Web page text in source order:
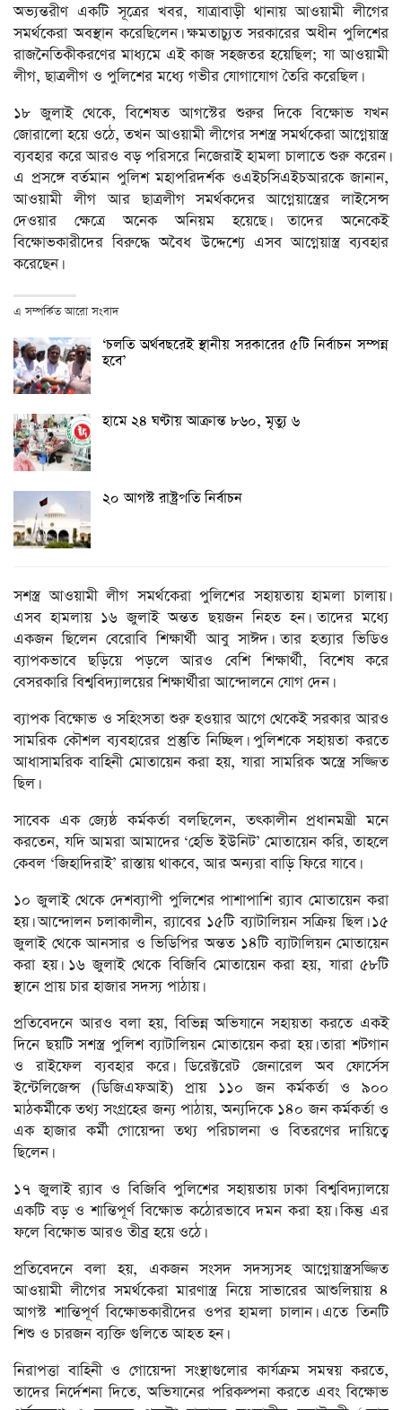
অভ্যন্তরীণ একটি সূত্রের খবর, যাত্রাবাড়ী থানায় আওয়ামী লীগের
সমর্থকেরা অবস্থান করেছিলেন। ক্ষমতাচ্যুত সরকারের অধীন পুলিশের
রাজনৈতিকীকরণের মাধ্যমে এই কাজ সহজতর হয়েছিল; যা আওয়ামী
লীগ, ছাত্রলীগ ও পুলিশের মধ্যে গভীর যোগাযোগ তৈরি করেছিল।
১৮ জুলাই থেকে, বিশেষত আগস্টের শুরুর দিকে বিক্ষোভ যখন
জোরালো হয়ে ওঠে, তখন আওয়ামী লীগের সশস্ত্র সমর্থকেরা আগ্নেয়াস্ত্র
ব্যবহার করে আরও বড় পরিসরে নিজেরাই হামলা চালাতে শুরু করেন।
এ প্রসঙ্গে বর্তমান পুলিশ মহাপরিদর্শক ওএইচসিএইচআরকে জানান,
আওয়ামী লীগ আর ছাত্রলীগ সমর্থকদের আগ্নেয়াস্ত্রের লাইসেন্স
দেওয়ার ক্ষেত্রে অনেক অনিয়ম হয়েছে। তাদের অনেকেই
বিক্ষোভকারীদের বিরুদ্ধে অবৈধ উদ্দেশ্যে এসব আগ্নেয়াস্ত্র ব্যবহার
করেছেন।
এ সম্পর্কিত আরো সংবাদ
‘চলতি অর্থবছরেই স্থানীয় সরকারের ৫টি নির্বাচন সম্পন্ন
হবে’
হামে ২৪ ঘণ্টায় আক্রান্ত ৮৬০, মৃত্যু ৬
২০ আগস্ট রাষ্ট্রপতি নির্বাচন
সশস্ত্র আওয়ামী লীগ সমর্থকেরা পুলিশের সহায়তায় হামলা চালায়।
এসব হামলায় ১৬ জুলাই অন্তত ছয়জন নিহত হন। তাদের মধ্যে
একজন ছিলেন বেরোবি শিক্ষার্থী আবু সাঈদ। তার হত্যার ভিডিও
ব্যাপকভাবে ছড়িয়ে পড়লে আরও বেশি শিক্ষার্থী, বিশেষ করে
বেসরকারি বিশ্ববিদ্যালয়ের শিক্ষার্থীরা আন্দোলনে যোগ দেন।
ব্যাপক বিক্ষোভ ও সহিংসতা শুরু হওয়ার আগে থেকেই সরকার আরও
সামরিক কৌশল ব্যবহারের প্রস্তুতি নিচ্ছিল। পুলিশকে সহায়তা করতে
আধাসামরিক বাহিনী মোতায়েন করা হয়, যারা সামরিক অস্ত্রে সজ্জিত
ছিল।
সাবেক এক জ্যেষ্ঠ কর্মকর্তা বলছিলেন, তৎকালীন প্রধানমন্ত্রী মনে
করতেন, যদি আমরা আমাদের ‘হেভি ইউনিট’ মোতায়েন করি, তাহলে
কেবল ‘জিহাদিরাই’ রাস্তায় থাকবে, আর অন্যরা বাড়ি ফিরে যাবে।
১০ জুলাই থেকে দেশব্যাপী পুলিশের পাশাপাশি র‍্যাব মোতায়েন করা
হয়। আন্দোলন চলাকালীন, র‍্যাবের ১৫টি ব্যাটালিয়ন সক্রিয় ছিল। ১৫
জুলাই থেকে আনসার ও ভিডিপির অন্তত ১৪টি ব্যাটালিয়ন মোতায়েন
করা হয়। ১৬ জুলাই থেকে বিজিবি মোতায়েন করা হয়, যারা ৫৮টি
স্থানে প্রায় চার হাজার সদস্য পাঠায়।
প্রতিবেদনে আরও বলা হয়, বিভিন্ন অভিযানে সহায়তা করতে একই
দিনে ছয়টি সশস্ত্র পুলিশ ব্যাটালিয়ন মোতায়েন করা হয়। তারা শটগান
ও রাইফেল ব্যবহার করে। ডিরেক্টরেট জেনারেল অব ফোর্সেস
ইন্টেলিজেন্স (ডিজিএফআই) প্রায় ১১০ জন কর্মকর্তা ও ৯০০
মাঠকর্মীকে তথ্য সংগ্রহের জন্য পাঠায়, অন্যদিকে ১৪০ জন কর্মকর্তা ও
এক হাজার কর্মী গোয়েন্দা তথ্য পরিচালনা ও বিতরণের দায়িত্বে
ছিলেন।
১৭ জুলাই র‍্যাব ও বিজিবি পুলিশের সহায়তায় ঢাকা বিশ্ববিদ্যালয়ে
একটি বড় ও শান্তিপূর্ণ বিক্ষোভ কঠোরভাবে দমন করা হয়। কিন্তু এর
ফলে বিক্ষোভ আরও তীব্র হয়ে ওঠে।
প্রতিবেদনে বলা হয়, একজন সংসদ সদস্যসহ আগ্নেয়াস্ত্রসজ্জিত
আওয়ামী লীগের সমর্থকেরা মারণাস্ত্র নিয়ে সাভারের আশুলিয়ায় ৪
আগস্ট শান্তিপূর্ণ বিক্ষোভকারীদের ওপর হামলা চালান। এতে তিনটি
শিশু ও চারজন ব্যক্তি গুলিতে আহত হন।
নিরাপত্তা বাহিনী ও গোয়েন্দা সংস্থাগুলোর কার্যক্রম সমন্বয় করতে,
তাদের নির্দেশনা দিতে, অভিযানের পরিকল্পনা করতে এবং বিক্ষোভ